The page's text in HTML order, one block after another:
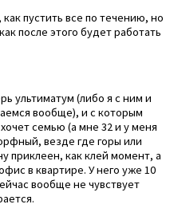
пустить все по течению, но
после этого будет работать
ультиматум (либо я с ним и
вообще), и с которым
семью (а мне 32 и у меня
везде где горы или
приклеен, как клей момент, а
в квартире. У него уже 10
вообще не чувствует